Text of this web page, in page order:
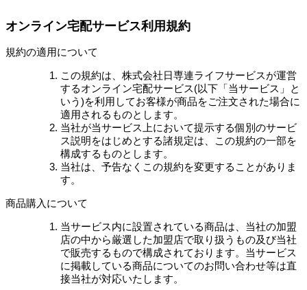
オンライン宅配サービス利用規約
規約の適用について
この規約は、株式会社日専連ライフサービスが運営
するオンライン宅配サービス(以下「当サービス」と
いう)を利用してお客様が商品をご注文された場合に
適用されるものとします。
当社が当サービス上において提示する個別のサービ
ス説明をはじめとする諸規定は、この規約の一部を
構成するものとします。
当社は、予告なくこの規約を変更することがありま
す。
商品購入について
当サービス内に設置されている商品は、当社の加盟
店の中から厳選した加盟店で取り扱うもの及び当社
で販売するもので構成されております。当サービス
に掲載している商品についてのお問い合わせ等は直
接当社が対応いたします。